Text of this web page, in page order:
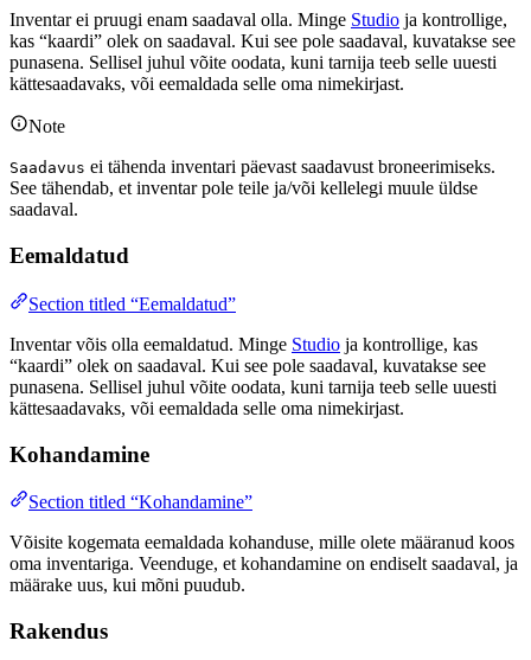
Inventar ei pruugi enam saadaval olla. Minge Studio ja kontrollige,
kas “kaardi” olek on saadaval. Kui see pole saadaval, kuvatakse see
punasena. Sellisel juhul võite oodata, kuni tarnija teeb selle uuesti
kättesaadavaks, või eemaldada selle oma nimekirjast.
Note
Saadavus ei tähenda inventari päevast saadavust broneerimiseks.
See tähendab, et inventar pole teile ja/või kellelegi muule üldse
saadaval.
Eemaldatud
Section titled “Eemaldatud”
Inventar võis olla eemaldatud. Minge Studio ja kontrollige, kas
“kaardi” olek on saadaval. Kui see pole saadaval, kuvatakse see
punasena. Sellisel juhul võite oodata, kuni tarnija teeb selle uuesti
kättesaadavaks, või eemaldada selle oma nimekirjast.
Kohandamine
Section titled “Kohandamine”
Võisite kogemata eemaldada kohanduse, mille olete määranud koos
oma inventariga. Veenduge, et kohandamine on endiselt saadaval, ja
määrake uus, kui mõni puudub.
Rakendus